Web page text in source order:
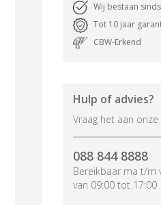
Wij bestaan
Tot 10 jaar
CBW-Erkend
Hulp of advies?
Vraag het aan
088 844 8888
Bereikbaar ma t/m
van 09:00 tot 17:00